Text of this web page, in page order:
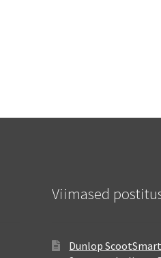
Viimased
Dunlop